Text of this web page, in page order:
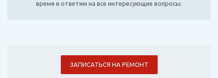
время и ответим на все интересующие вопросы.
ЗАПИСАТЬСЯ НА РЕМОНТ